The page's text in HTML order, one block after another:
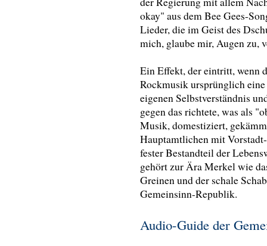
okay" aus dem Bee Gees-
Lieder, die im Geist des
mich, glaube mir, Augen zu,
Ein Effekt, der eintritt, wenn
Rockmusik ursprünglich
eigenen Selbstverständnis
gegen das richtete, was als
Musik, domestiziert,
Hauptamtlichen mit
fester Bestandteil der
gehört zur Ära Merkel wie
Greinen und der schale
Gemeinsinn-Republik.
Audio-Guide der